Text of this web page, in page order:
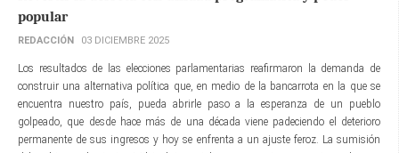
popular
REDACCIÓN 03 DICIEMBRE 2025
Los resultados de las elecciones parlamentarias reafirmaron la demanda de
construir una alternativa política que, en medio de la bancarrota en la que se
encuentra nuestro país, pueda abrirle paso a la esperanza de un pueblo
golpeado, que desde hace más de una década viene padeciendo el deterioro
permanente de sus ingresos y hoy se enfrenta a un ajuste feroz. La sumisión